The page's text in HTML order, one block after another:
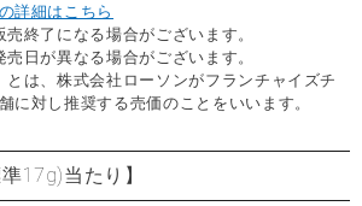
詳細はこちら
終了になる場合がございます。
日が異なる場合がございます。
は、株式会社ローソンがフランチャイズチ
に対し推奨する売価のことをいいます。
準17g)当たり】